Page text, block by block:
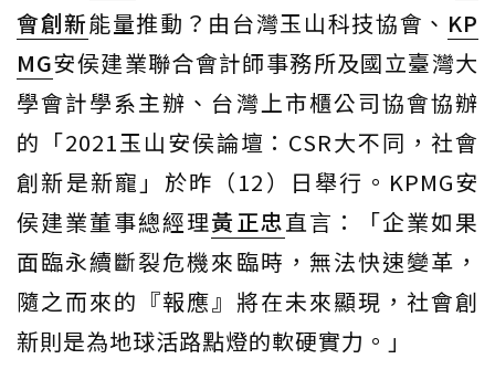
會創新能量推動？由台灣玉山科技協會、 KP
MG安侯建業聯合會計師事務所及國立臺灣大
學會計學系主辦、台灣上市櫃公司協會協辦
的「2021玉山安侯論壇：CSR大不同，社會
創新是新寵」於昨（12）日舉行。KPMG安
侯建業董事總經理黃正忠直言：「企業如果
面臨永續斷裂危機來臨時，無法快速變革，
隨之而來的『報應』將在未來顯現，社會創
新則是為地球活路點燈的軟硬實力。」